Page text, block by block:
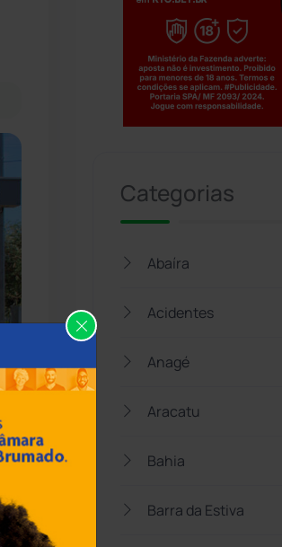
Categorias
Abaíra
Acidentes
Anagé
Aracatu
Bahia
Barra da Estiva